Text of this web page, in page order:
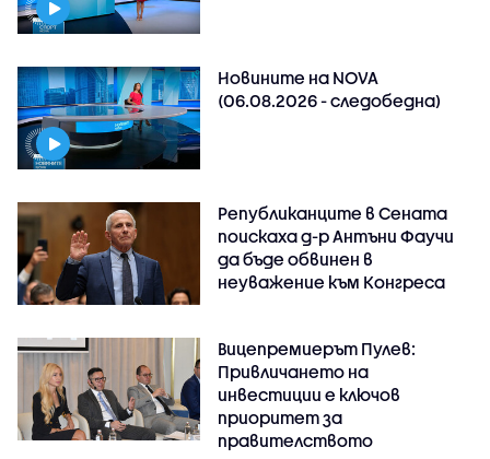
Новините на NOVA
(06.08.2026 - следобедна)
Републиканците в Сената
поискаха д-р Антъни Фаучи
да бъде обвинен в
неуважение към Конгреса
Вицепремиерът Пулев:
Привличането на
инвестиции е ключов
приоритет за
правителството